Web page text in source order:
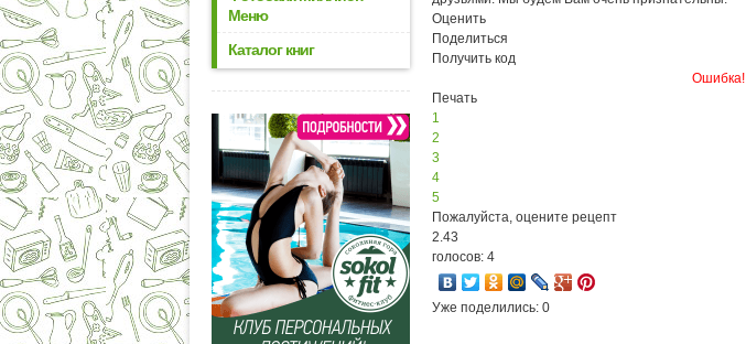
Меню
Каталог книг
Оценить
Поделиться
Получить код
Ошибка!
Печать
1
2
3
4
5
Пожалуйста, оцените рецепт
2.43
голосов: 4
Уже поделились: 0